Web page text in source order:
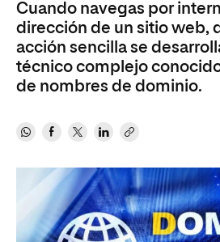
Cuando navegas por
dirección de un sitio web,
acción sencilla se
técnico complejo
de nombres de dominio.